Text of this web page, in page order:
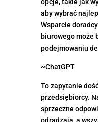
aby wybrać
Wsparcie
biurowego może
podejmowaniu
~ChatGPT
To zapytanie
przedsiębiorcy.
sprzeczne